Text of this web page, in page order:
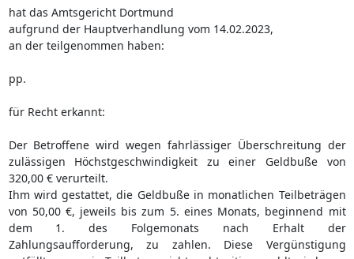
hat das Amtsgericht Dortmund
aufgrund der Hauptverhandlung vom 14.02.2023,
an der teilgenommen haben:
pp.
für Recht erkannt:
Der Betroffene wird wegen fahrlässiger Überschreitung der
zulässigen Höchstgeschwindigkeit zu einer Geldbuße von
320,00 € verurteilt.
Ihm wird gestattet, die Geldbuße in monatlichen Teilbeträgen
von 50,00 €, jeweils bis zum 5. eines Monats, beginnend mit
dem 1. des Folgemonats nach Erhalt der
Zahlungsaufforderung, zu zahlen. Diese Vergünstigung